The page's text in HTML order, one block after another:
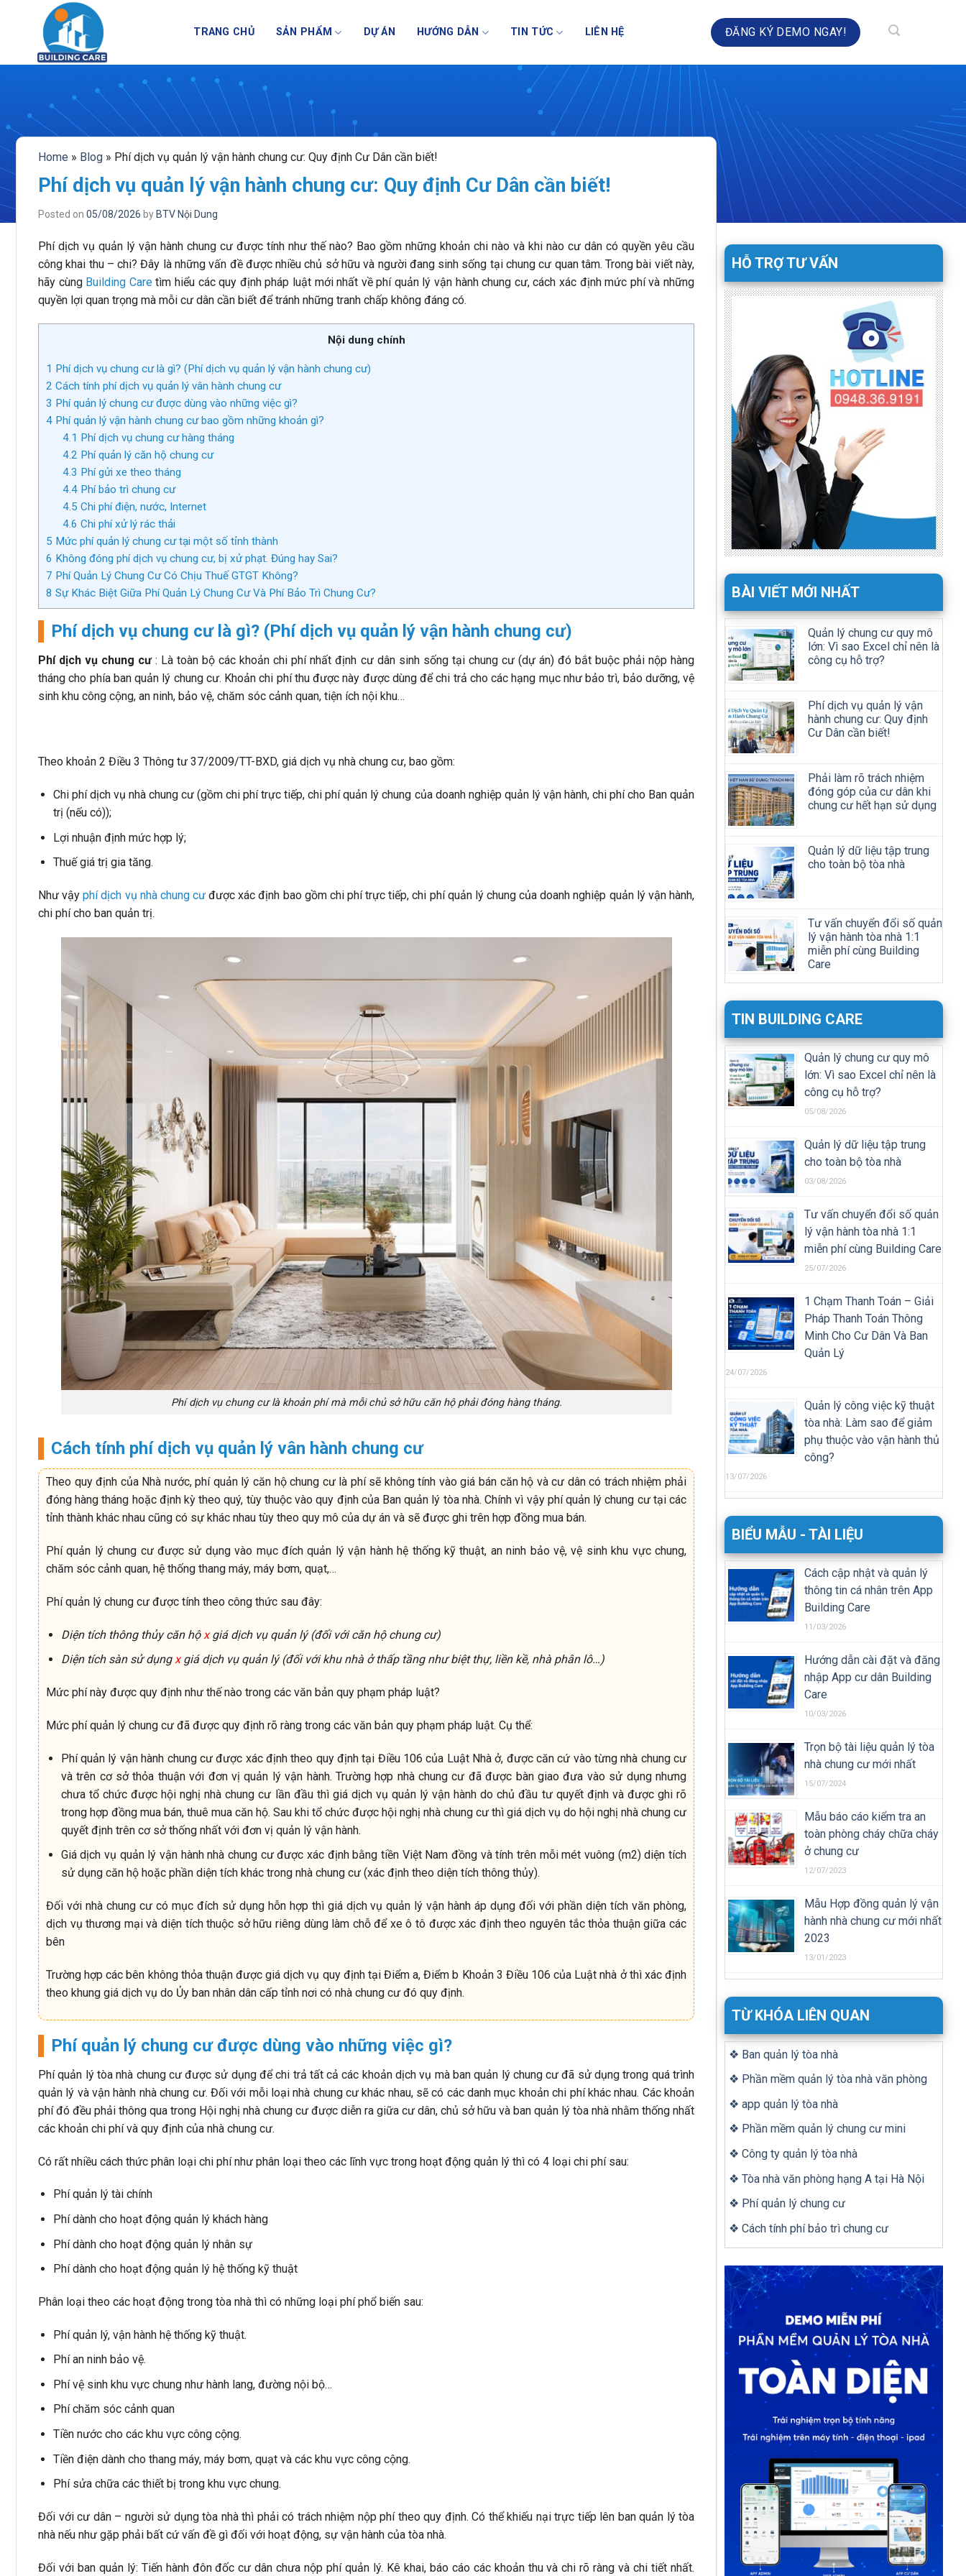
BUILDING CARE - NỀN TẢNG QUẢN LÝ VẬN HÀNH TÒA NHÀ TOÀN DIỆN
TRANG CHỦ SẢN PHẨM DỰ ÁN HƯỚNG DẪN TIN TỨC LIÊN HỆ ĐĂNG KÝ DEMO NGAY!
Home » Blog » Phí dịch vụ quản lý vận hành chung cư: Quy định Cư Dân cần biết!
Phí dịch vụ quản lý vận hành chung cư: Quy định Cư Dân cần biết!
Posted on 05/08/2026 byBTV Nội Dung
Phí dịch vụ quản lý vận hành chung cư được tính như thế nào? Bao gồm những khoản chi nào và khi nào cư dân có quyền yêu cầu
công khai thu – chi? Đây là những vấn đề được nhiều chủ sở hữu và người đang sinh sống tại chung cư quan tâm. Trong bài viết này,
hãy cùng Building Caretìm hiểu các quy định pháp luật mới nhất về phí quản lý vận hành chung cư, cách xác định mức phí và những
quyền lợi quan trọng mà mỗi cư dân cần biết để tránh những tranh chấp không đáng có.
Nội dung chính
1 Phí dịch vụ chung cư là gì? (Phí dịch vụ quản lý vận hành chung cư)
2 Cách tính phí dịch vụ quản lý vân hành chung cư
3 Phí quản lý chung cư được dùng vào những việc gì?
4 Phí quản lý vận hành chung cư bao gồm những khoản gì?
4.1 Phí dịch vụ chung cư hàng tháng
4.2 Phí quản lý căn hộ chung cư
4.3 Phí gửi xe theo tháng
4.4Phí bảo trì chung cư
4.5 Chi phí điện, nước, Internet
4.6 Chi phí xử lý rác thải
5 Mức phí quản lý chung cư tại một số tỉnh thành
6 Không đóng phí dịch vụ chung cư, bị xử phạt. Đúng hay Sai?
7 Phí Quản Lý Chung Cư Có Chịu Thuế GTGT Không?
8 Sự Khác Biệt Giữa Phí Quản Lý Chung Cư Và Phí Bảo Trì Chung Cư?
Phí dịch vụ chung cư là gì? (Phí dịch vụ quản lý vận hành chung cư)
Phí dịch vụ chung cư: Là toàn bộ các khoản chi phí nhất định cư dân sinh sống tại chung cư (dự án) đó bắt buộc phải nộp hàng
tháng cho phía ban quản lý chung cư. Khoản chi phí thu được này được dùng để chi trả cho các hạng mục như bảo trì, bảo dưỡng, vệ
sinh khu công cộng, an ninh, bảo vệ, chăm sóc cảnh quan, tiện ích nội khu…
Theo khoản 2 Điều 3 Thông tư 37/2009/TT-BXD, giá dịch vụ nhà chung cư, bao gồm:
Chi phí dịch vụ nhà chung cư (gồm chi phí trực tiếp, chi phí quản lý chung của doanh nghiệp quản lý vận hành, chi phí cho Ban quản
trị (nếu có));
Lợi nhuận định mức hợp lý;
Thuế giá trị gia tăng.
Như vậyphí dịch vụ nhà chung cư được xác định bao gồm chi phí trực tiếp, chi phí quản lý chung của doanh nghiệp quản lý vận hành,
chi phí cho ban quản trị.
Phí dịch vụ chung cư là khoản phí mà mỗi chủ sở hữu căn hộ phải đóng hàng tháng.
Cách tính phí dịch vụ quản lý vân hành chung cư
Theo quy định của Nhà nước, phí quản lý căn hộ chung cư là phí sẽ không tính vào giá bán căn hộ và cư dân có trách nhiệm phải
đóng hàng tháng hoặc định kỳ theo quý, tùy thuộc vào quy định của Ban quản lý tòa nhà. Chính vì vậy phí quản lý chung cư tại các
tỉnh thành khác nhau cũng có sự khác nhau tùy theo quy mô của dự án và sẽ được ghi trên hợp đồng mua bán.
Phí quản lý chung cư được sử dụng vào mục đích quản lý vận hành hệ thống kỹ thuật, an ninh bảo vệ, vệ sinh khu vực chung,
chăm sóc cảnh quan, hệ thống thang máy, máy bơm, quạt,…
Phí quản lý chung cư được tính theo công thức sau đây:
Diện tích thông thủy căn hộ xgiá dịch vụ quản lý (đối với căn hộ chung cư)
Diện tích sàn sử dụngxgiá dịch vụ quản lý (đối với khu nhà ở thấp tầng như biệt thự, liền kề, nhà phân lô…)
Mức phí này được quy định như thế nào trong các văn bản quy phạm pháp luật?
Mức phí quản lý chung cư đã được quy định rõ ràng trong các văn bản quy phạm pháp luật. Cụ thể:
Phí quản lý vận hành chung cư được xác định theo quy định tại Điều 106 của Luật Nhà ở, được căn cứ vào từng nhà chung cư
và trên cơ sở thỏa thuận với đơn vị quản lý vận hành. Trường hợp nhà chung cư đã được bàn giao đưa vào sử dụng nhưng
chưa tổ chức được hội nghị nhà chung cư lần đầu thì giá dịch vụ quản lý vận hành do chủ đầu tư quyết định và được ghi rõ
trong hợp đồng mua bán, thuê mua căn hộ. Sau khi tổ chức được hội nghị nhà chung cư thì giá dịch vụ do hội nghị nhà chung cư
quyết định trên cơ sở thống nhất với đơn vị quản lý vận hành.
Giá dịch vụ quản lý vận hành nhà chung cư được xác định bằng tiền Việt Nam đồng và tính trên mỗi mét vuông (m2) diện tích
sử dụng căn hộ hoặc phần diện tích khác trong nhà chung cư (xác định theo diện tích thông thủy).
Đối với nhà chung cư có mục đích sử dụng hỗn hợp thì giá dịch vụ quản lý vận hành áp dụng đối với phần diện tích văn phòng,
dịch vụ thương mại và diện tích thuộc sở hữu riêng dùng làm chỗ để xe ô tô được xác định theo nguyên tắc thỏa thuận giữa các
bên
Trường hợp các bên không thỏa thuận được giá dịch vụ quy định tại Điểm a, Điểm b Khoản 3 Điều 106 của Luật nhà ở thì xác định
theo khung giá dịch vụ do Ủy ban nhân dân cấp tỉnh nơi có nhà chung cư đó quy định.
Phí quản lý chung cư được dùng vào những việc gì?
Phí quản lý tòa nhà chung cư được sử dụng để chi trả tất cả các khoản dịch vụ mà ban quản lý chung cư đã sử dụng trong quá trình
quản lý và vận hành nhà chung cư. Đối với mỗi loại nhà chung cư khác nhau, sẽ có các danh mục khoản chi phí khác nhau. Các khoản
phí đó đều phải thông qua trong Hội nghị nhà chung cư được diễn ra giữa cư dân, chủ sở hữu và ban quản lý tòa nhà nhằm thống nhất
các khoản chi phí và quy định của nhà chung cư.
Có rất nhiều cách thức phân loại chi phí như phân loại theo các lĩnh vực trong hoạt động quản lý thì có 4 loại chi phí sau:
Phí quản lý tài chính
Phí dành cho hoạt động quản lý khách hàng
Phí dành cho hoạt động quản lý nhân sự
Phí dành cho hoạt động quản lý hệ thống kỹ thuật
Phân loại theo các hoạt động trong tòa nhà thì có những loại phí phổ biến sau:
Phí quản lý, vận hành hệ thống kỹ thuật.
Phí an ninh bảo vệ.
Phí vệ sinh khu vực chung như hành lang, đường nội bộ…
Phí chăm sóc cảnh quan
Tiền nước cho các khu vực công cộng.
Tiền điện dành cho thang máy, máy bơm, quạt và các khu vực công cộng.
Phí sửa chữa các thiết bị trong khu vực chung.
Đối với cư dân – người sử dụng tòa nhà thì phải có trách nhiệm nộp phí theo quy định. Có thể khiếu nại trực tiếp lên ban quản lý tòa
nhà nếu như gặp phải bất cứ vấn đề gì đối với hoạt động, sự vận hành của tòa nhà.
Đối với ban quản lý: Tiến hành đôn đốc cư dân chưa nộp phí quản lý. Kê khai, báo cáo các khoản thu và chi rõ ràng và chi tiết nhất.
HỖ TRỢ TƯ VẤN
BÀI VIẾT MỚI NHẤT
Quản lý chung cư quy mô
lớn: Vì sao Excel chỉ nên là
công cụ hỗ trợ?
Phí dịch vụ quản lý vận
hành chung cư: Quy định
Cư Dân cần biết!
Phải làm rõ trách nhiệm
đóng góp của cư dân khi
chung cư hết hạn sử dụng
Quản lý dữ liệu tập trung
cho toàn bộ tòa nhà
Tư vấn chuyển đổi số quản
lý vận hành tòa nhà 1:1
miễn phí cùng Building
Care
TIN BUILDING CARE
Quản lý chung cư quy mô
lớn: Vì sao Excel chỉ nên là
công cụ hỗ trợ?
05/08/2026
Quản lý dữ liệu tập trung
cho toàn bộ tòa nhà
03/08/2026
Tư vấn chuyển đổi số quản
lý vận hành tòa nhà 1:1
miễn phí cùng Building Care
25/07/2026
1 Chạm Thanh Toán – Giải
Pháp Thanh Toán Thông
Minh Cho Cư Dân Và Ban
Quản Lý
24/07/2026
Quản lý công việc kỹ thuật
tòa nhà: Làm sao để giảm
phụ thuộc vào vận hành thủ
công?
13/07/2026
BIỂU MẪU - TÀI LIỆU
Cách cập nhật và quản lý
thông tin cá nhân trên App
Building Care
11/03/2026
Hướng dẫn cài đặt và đăng
nhập App cư dân Building
Care
10/03/2026
Trọn bộ tài liệu quản lý tòa
nhà chung cư mới nhất
15/07/2024
Mẫu báo cáo kiểm tra an
toàn phòng cháy chữa cháy
ở chung cư
12/07/2023
Mẫu Hợp đồng quản lý vận
hành nhà chung cư mới nhất
2023
13/01/2023
TỪ KHÓA LIÊN QUAN
❖ Ban quản lý tòa nhà
❖ Phần mềm quản lý tòa nhà văn phòng
❖ app quản lý tòa nhà
❖ Phần mềm quản lý chung cư mini
❖ Công ty quản lý tòa nhà
❖ Tòa nhà văn phòng hạng A tại Hà Nội
❖ Phí quản lý chung cư
❖ Cách tính phí bảo trì chung cư